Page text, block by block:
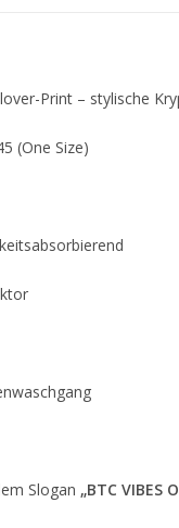
Print – stylische
(One Size)
Slogan „BTC VIBES